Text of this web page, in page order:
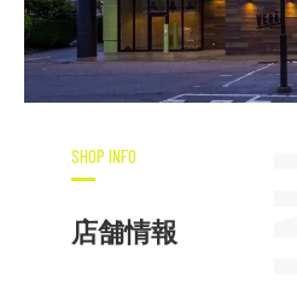
SHOP INFO
店舗情報